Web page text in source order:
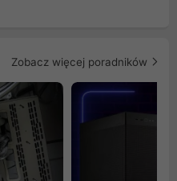
Zobacz więcej poradników